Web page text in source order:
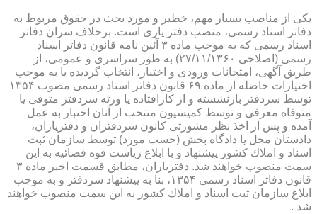
یكی از مناصب بسیار مهم، خطیر و مورد بحث در حقوق مربوط به
دفاتر اسناد رسمی، منصب دفتر یاری است. برخلاف سران دفاتر
اسناد رسمی كه به موجب ماده ۳ آئین نامه قانون دفاتر اسناد
رسمی (اصلاحی ۲۷/۱۱/۱۳۶۰) به طور سراسری و عمومی، از
طریق آگهی، امتحانات ورودی و اختبار، انتخاب گردیده یا به موجب
اختیارات حاصله از ماده ۶۹ قانون دفاتر اسناد رسمی مصوب ۱۳۵۴
توسط سردفتر بازنشسته و از كارافتاده یا ورثه سردفتر متوفی یا
متوفاه معرفی و توسط كمیسیون منتخب از آنان اختبار به عمل
آمده و پس از اخذ نظر مشورتی كانون سردفتران و دفتریاران،
دادستان محل یا دادگاه بخش (حسب مورد) توسط سازمان ثبت
اسناد و املاك كشور پیشنهاد و با ابلاغ ریاست قوه قضائیه به این
سمت منصوب خواهند شد. دفتریاران، مطابق قسمت اخیر ماده ۳
قانون دفاتر اسناد رسمی ۱۳۵۴، بنا به پیشنهاد سردفتر و به موجب
ابلاغ سازمان ثبت اسناد و املاك كشور به این سمت منصوب خواهند
شد .